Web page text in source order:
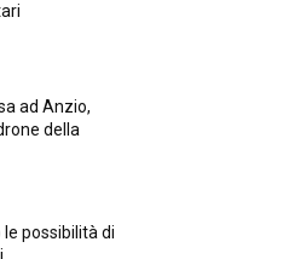
ad Anzio,
della
possibilità di